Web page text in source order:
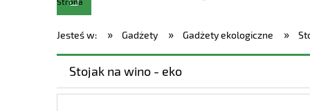
Jesteś w: » Gadżety » Gadżety ekologiczne »
Stojak na wino - eko